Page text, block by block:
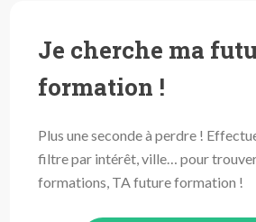
Je cherche ma
formation !
Plus une seconde à perdre !
filtre par intérêt, ville… pour
formations, TA future formation !